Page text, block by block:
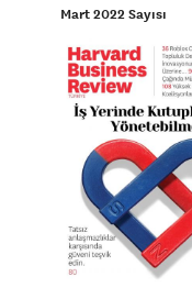
Mart 2022 Sayısı